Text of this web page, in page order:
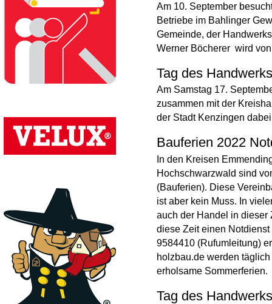
Am 10. September
Betriebe im Bahlinger
Gemeinde, der
Werner Böcherer wird
Tag des
Am Samstag 17.
zusammen mit der
der Stadt Kenzingen
Bauferien 2022
In den Kreisen
Hochschwarzwald sind
(Bauferien). Diese
ist aber kein Muss. In
auch der Handel in dieser
diese Zeit einen
9584410 (Rufumleitung)
holzbau.de werden
erholsame Sommerferien.
Tag des